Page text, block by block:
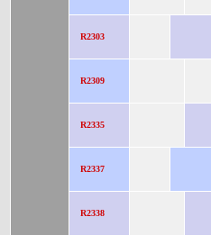
R2303
R2309
R2335
R2337
R2338